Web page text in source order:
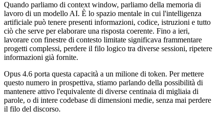
Quando parliamo di context window, parliamo della memoria di
lavoro di un modello AI. È lo spazio mentale in cui l'intelligenza
artificiale può tenere presenti informazioni, codice, istruzioni e tutto
ciò che serve per elaborare una risposta coerente. Fino a ieri,
lavorare con finestre di contesto limitate significava frammentare
progetti complessi, perdere il filo logico tra diverse sessioni, ripetere
informazioni già fornite.
Opus 4.6 porta questa capacità a un milione di token. Per mettere
questo numero in prospettiva, stiamo parlando della possibilità di
mantenere attivo l'equivalente di diverse centinaia di migliaia di
parole, o di intere codebase di dimensioni medie, senza mai perdere
il filo del discorso.